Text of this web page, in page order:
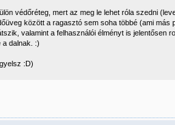
védőréteg, mert az meg le lehet róla szedni
között a ragasztó sem soha többé (ami más
valamint a felhasználói élményt is jelentősen
a dalnak. :)
:D)